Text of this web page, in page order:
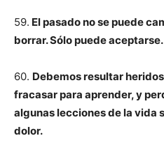
59. El pasado no se puede
borrar. Sólo puede aceptarse.
60. Debemos resultar
fracasar para aprender, y
algunas lecciones de la vida
dolor.